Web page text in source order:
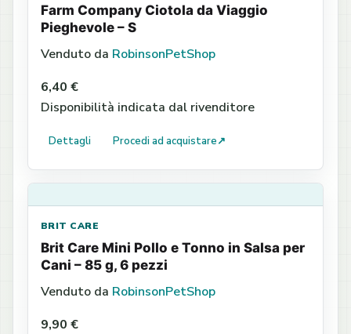
Farm Company Ciotola da Viaggio
Pieghevole – S
Venduto da RobinsonPetShop
6,40 €
Disponibilità indicata dal rivenditore
Dettagli Procedi ad acquistare↗
BRIT CARE
Brit Care Mini Pollo e Tonno in Salsa per
Cani – 85 g, 6 pezzi
Venduto da RobinsonPetShop
9,90 €